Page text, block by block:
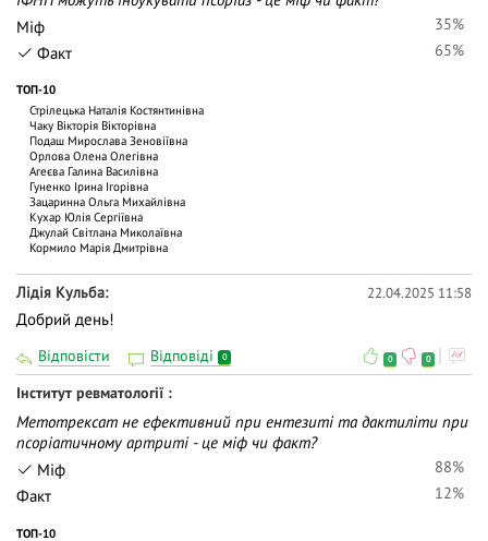
Міф
35%
Факт
65%
ТОП-10
Стрілецька Наталія Костянтинівна
Чаку Вiкторiя Вiкторiвна
Подаш Мирослава Зеновіївна
Орлова Олена Олегівна
Агеєва Галина Василівна
Гуненко Ірина Ігорівна
Зацаринна Ольга Михайлiвна
Кухар Юлія Сергіївна
Джулай Світлана Миколаївна
Кормило Марія Дмитрівна
Лідія Кульба 22.04.2025 11:58
Добрий день!
Відповісти Відповіді 0 0 0
Інститут ревматології
Метотрексат не ефективний при ентезиті та дактиліти при
псоріатичному артриті - це міф чи факт?
Міф
88%
Факт
12%
ТОП-10